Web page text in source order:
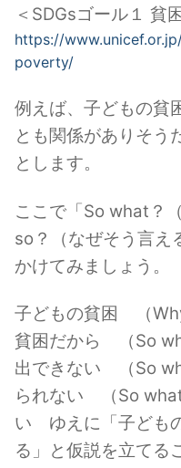
＜SDGsゴール１ 貧
https://
poverty/
例えば、子どもの貧
とも関係がありそう
とします。
ここで「So what？
so？（なぜそう言え
かけてみましょう。
子どもの貧困 （
貧困だから （So
出できない （So
られない （So
い ゆえに「子ども
る」と仮説を立てる